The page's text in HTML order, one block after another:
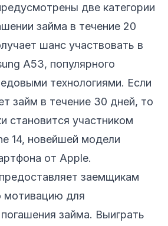
две категории
займа в течение 20
шанс участвовать в
A53, популярного
технологиями. Если
займ в течение 30 дней, то
становится участником
14, новейшей модели
от Apple.
заемщикам
мотивацию для
займа. Выиграть